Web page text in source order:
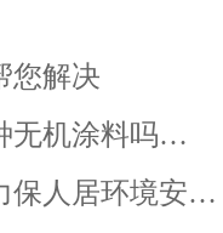
您解决
无机涂料吗…
保人居环境安…